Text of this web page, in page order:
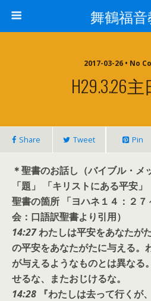
舞鶴福
2017-03-26 • No
H29.3.26
Share Tweet Pin
＊聖書のお話し（バイブル・メ
「題」 「キリストにある平安」
聖書の箇所 「ヨハネ１４：２
会：口語訳聖書より引用）
14:27わたしは平安をあなたが
の平安をあなたがたに与える。
が与えるようなものとは異なる
せるな、またおじけるな。
14:28 『わたしは去って行くが